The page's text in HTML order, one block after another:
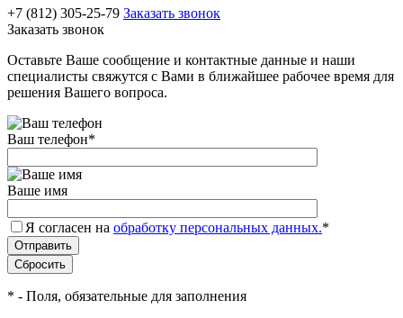
+7 (812) 305-25-79 Заказать звонок
Заказать звонок
Оставьте Ваше сообщение и контактные данные и наши
специалисты свяжутся с Вами в ближайшее рабочее время для
решения Вашего вопроса.
Ваш телефон*
Ваше имя
Я согласен на обработку персональных данных.*
* - Поля, обязательные для заполнения